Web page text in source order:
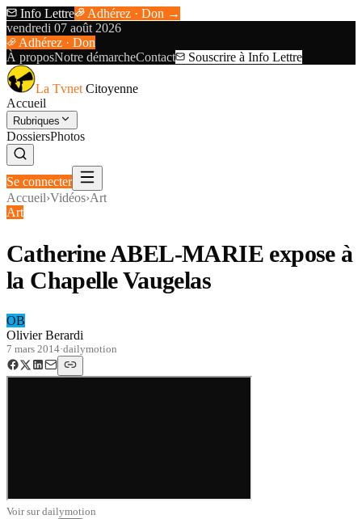
Info Lettre
Adhérez · Don →
vendredi 07 août 2026
Adhérez · Don
À proposNotre démarcheContact Souscrire à Info Lettre
La Tvnet Citoyenne
Accueil
Rubriques
DossiersPhotos
Se connecter
Accueil›Vidéos›Art
Art
Catherine ABEL-MARIE expose à
la Chapelle Vaugelas
OB
Olivier Berardi
7 mars 2014·dailymotion
Voir surdailymotion